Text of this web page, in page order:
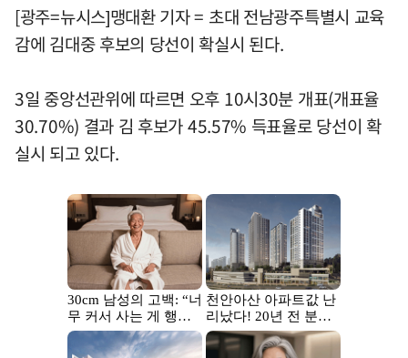
[광주=뉴시스]맹대환 기자 = 초대 전남광주특별시 교육
감에 김대중 후보의 당선이 확실시 된다.
3일 중앙선관위에 따르면 오후 10시30분 개표(개표율
30.70%) 결과 김 후보가 45.57% 득표율로 당선이 확
실시 되고 있다.